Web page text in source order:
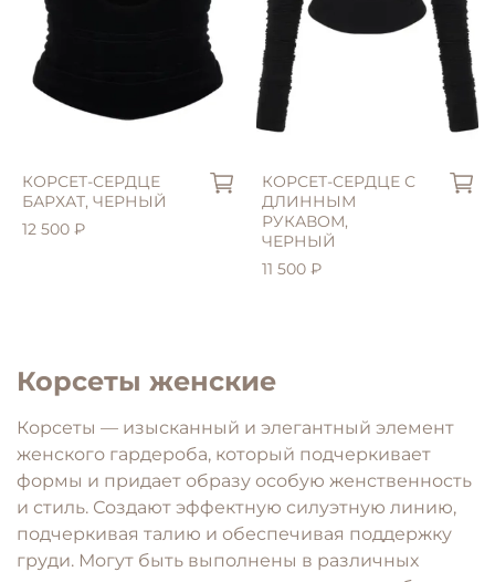
КОРСЕТ-СЕРДЦЕ
БАРХАТ, ЧЕРНЫЙ
12 500 ₽
S (42)
КОРСЕТ-СЕРДЦЕ С
ДЛИННЫМ
РУКАВОМ,
ЧЕРНЫЙ
11 500 ₽
Корсеты женские
Корсеты — изысканный и элегантный элемент
женского гардероба, который подчеркивает
формы и придает образу особую женственность
и стиль. Создают эффектную силуэтную линию,
подчеркивая талию и обеспечивая поддержку
груди. Могут быть выполнены в различных